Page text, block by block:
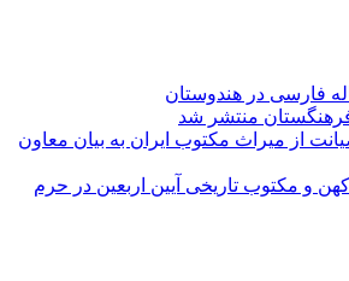
از میراث مکتوب ایران به بیان معاون
کهن و مکتوب تاریخی آیین اربعین در حرم